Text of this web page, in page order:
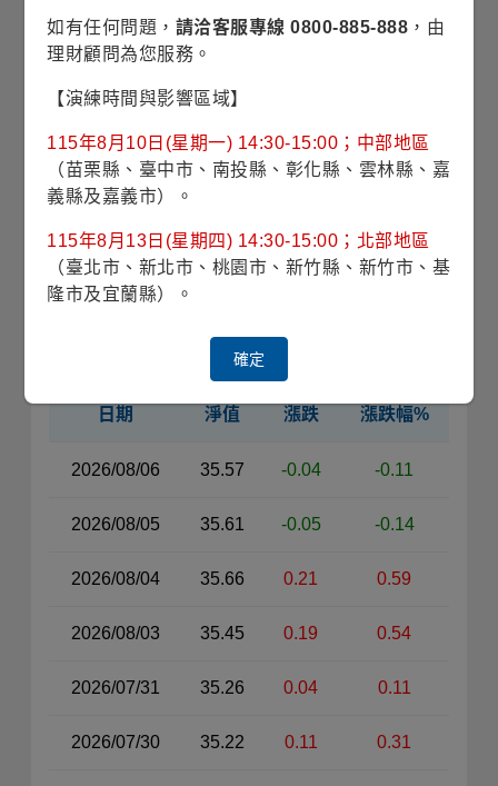
近1年
最高淨值
35.66
近1年
平均淨值
33.65
收藏
僅供法人機構申購
日期 淨值 漲跌 漲跌幅%
2026/08/06 35.57 -0.04 -0.11
2026/08/05 35.61 -0.05 -0.14
2026/08/04 35.66 0.21 0.59
2026/08/03 35.45 0.19 0.54
2026/07/31 35.26 0.04 0.11
2026/07/30 35.22 0.11 0.31
如有任何問題， 請洽客服專線 0800-885-888 ，由
理財顧問為您服務。
【演練時間與影響區域】
115年8月10日(星期一) 14:30-15:00；中部地區
（苗栗縣、臺中市、南投縣、彰化縣、雲林縣、嘉
義縣及嘉義市）。
115年8月13日(星期四) 14:30-15:00；北部地區
（臺北市、新北市、桃園市、新竹縣、新竹市、基
隆市及宜蘭縣）。
確定